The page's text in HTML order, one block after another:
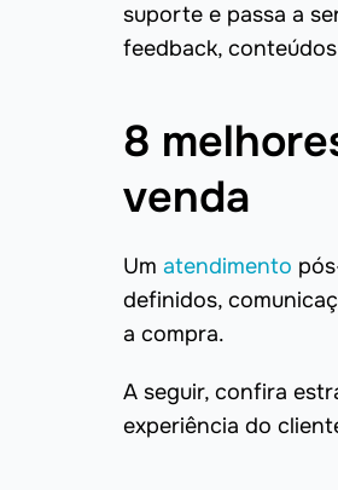
suporte e passa a
feedback,
8
venda
Um atendimento
definidos,
a compra.
A seguir, confira
experiência do